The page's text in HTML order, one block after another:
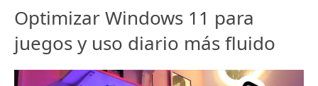
Optimizar Windows 11 para
juegos y uso diario más fluido